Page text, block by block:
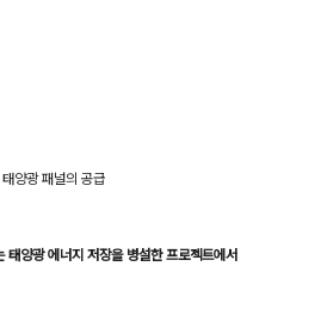
양광 패널의 공급
태양광 에너지 저장을 병설한 프로젝트에서